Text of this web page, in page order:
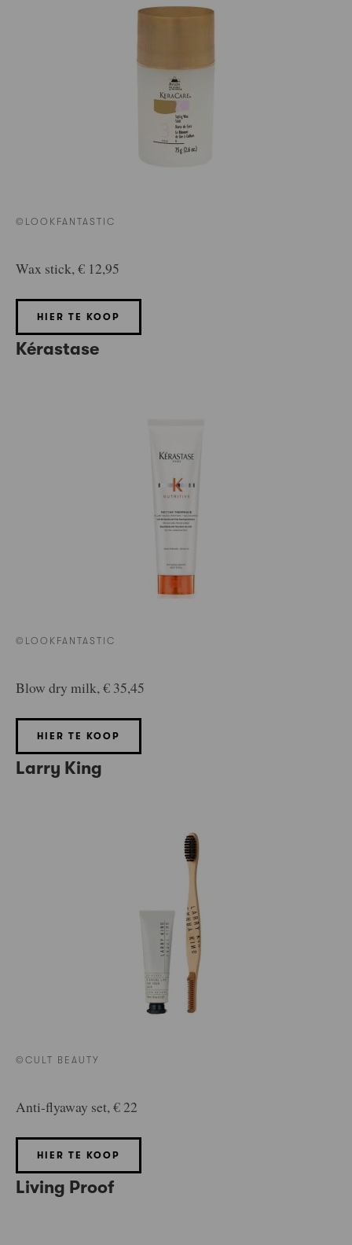
©LOOKFANTASTIC
Wax stick, € 12,95
HIER TE KOOP
Kérastase
©LOOKFANTASTIC
Blow dry milk, € 35,45
HIER TE KOOP
Larry King
©CULT BEAUTY
Anti-flyaway set, € 22
HIER TE KOOP
Living Proof